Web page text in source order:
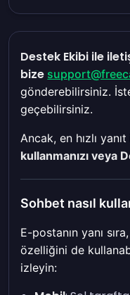
Destek Ekibi ile
bize
gönderebilirsiniz.
geçebilirsiniz.
Ancak, en hızlı
kullanmanızı veya
Sohbet nasıl
E-postanın yanı
özelliğini de
izleyin: